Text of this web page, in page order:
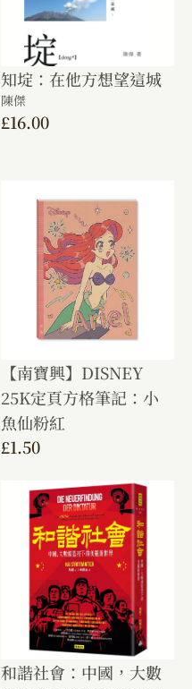
知埞：在他方想望這城
陳傑
£16.00
【南寶興】DISNEY
25K定頁方格筆記：小
魚仙粉紅
£1.50
和諧社會：中國，大數